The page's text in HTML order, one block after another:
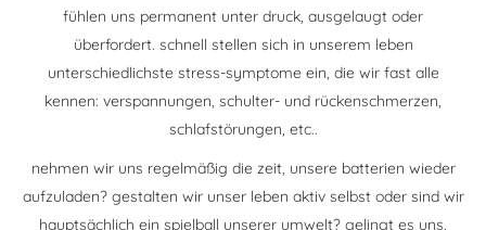
fühlen uns permanent unter druck, ausgelaugt oder
überfordert. schnell stellen sich in unserem leben
unterschiedlichste stress-symptome ein, die wir fast alle
kennen: verspannungen, schulter- und rückenschmerzen,
schlafstörungen, etc..
nehmen wir uns regelmäßig die zeit, unsere batterien wieder
aufzuladen? gestalten wir unser leben aktiv selbst oder sind wir
hauptsächlich ein spielball unserer umwelt? gelingt es uns,